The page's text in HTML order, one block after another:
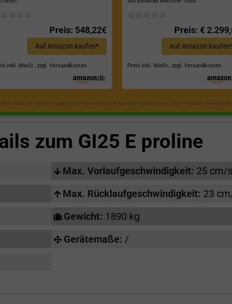
Preis: 548,22€
Auf Amazon kaufen*
inkl. MwSt., zzgl. Versandkosten
Preis: €
Auf Amazon
Preis inkl. MwSt., zzgl. Versandkosten
dass sich die hier angezeigten Preise inzwischen geändert haben können. Alle Angaben ohne Gewähr.
zum GI25 E proline
Max. Vorlaufgeschwindigkeit: 25 cm/s
Max. Rücklaufgeschwindigkeit: 23
Gewicht: 1890 kg
Gerätemaße: /